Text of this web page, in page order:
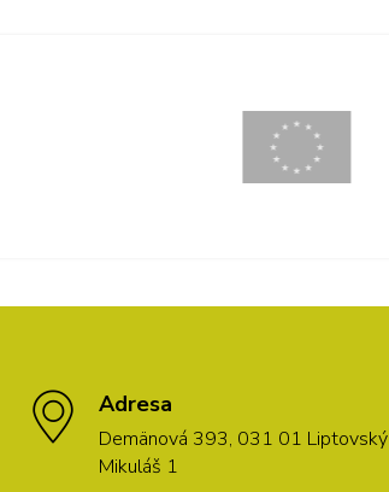
Adresa
Demänová 393, 031 01 Liptovský
Mikuláš 1